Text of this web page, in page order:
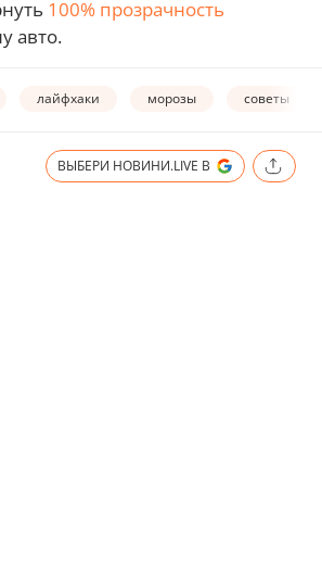
100% прозрачность
авто.
лайфхаки морозы советы
ВЫБЕРИ НОВИНИ.LIVE В